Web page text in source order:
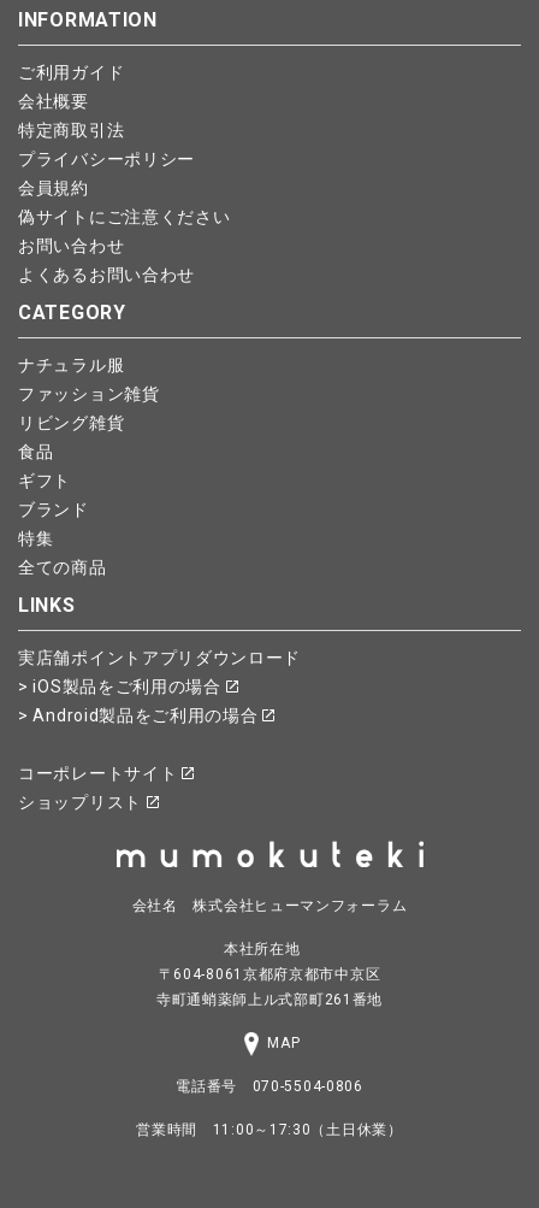
します。
予約商品など一部キャンセルが出来ない場合がございます。あら
かじめご了承ください。
こちら よりご依頼ください。
INFORMATION
ご利用ガイド
会社概要
特定商取引法
プライバシーポリシー
会員規約
偽サイトにご注意ください
お問い合わせ
よくあるお問い合わせ
CATEGORY
ナチュラル服
ファッション雑貨
リビング雑貨
食品
ギフト
ブランド
特集
全ての商品
LINKS
実店舗ポイントアプリダウンロード
> iOS製品をご利用の場合
> Android製品をご利用の場合
コーポレートサイト
ショップリスト
会社名 株式会社ヒューマンフォーラム
本社所在地
〒604-8061京都府京都市中京区
寺町通蛸薬師上ル式部町261番地
MAP
電話番号 070-5504-0806
営業時間 11:00～17:30（土日休業）